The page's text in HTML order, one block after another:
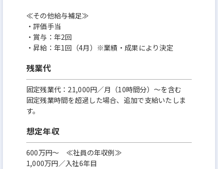
≪その他給与補足≫
・評価手当
・賞与：年2回
・昇給：年1回（4月）※業績・成果により決定
残業代
固定残業代：21,000円／月（10時間分）～を含む
固定残業時間を超過した場合、追加で支給いたしま
す。
想定年収
600万円〜 ≪社員の年収例≫
1,000万円／入社6年目